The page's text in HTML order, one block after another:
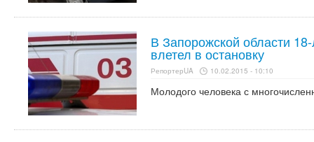
В Запорожской области
влетел в остановку
РепортерUA 10.02.2015 - 10:10
Молодого человека с